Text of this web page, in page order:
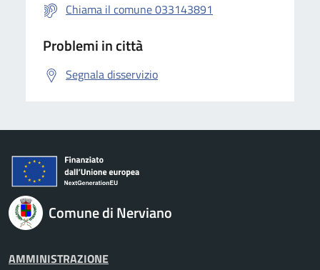
Chiama il comune 033143891
Problemi in città
Segnala disservizio
Comune di Nerviano
AMMINISTRAZIONE